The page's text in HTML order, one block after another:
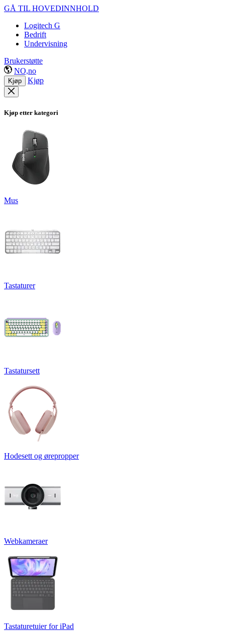
GÅ TIL HOVEDINNHOLD
Logitech G
Bedrift
Undervisning
Brukerstøtte
NO,no
Kjøp Kjøp
Kjøp etter kategori
Mus
Tastaturer
Tastatursett
Hodesett og ørepropper
Webkameraer
Tastaturetuier for iPad